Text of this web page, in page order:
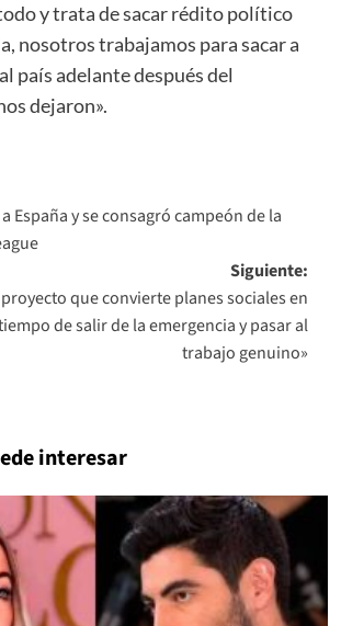
y trata de sacar rédito político
nosotros trabajamos para sacar a
país adelante después del
dejaron».
España y se consagró campeón de la
Siguiente:
que convierte planes sociales en
de salir de la emergencia y pasar al
trabajo genuino»
interesar